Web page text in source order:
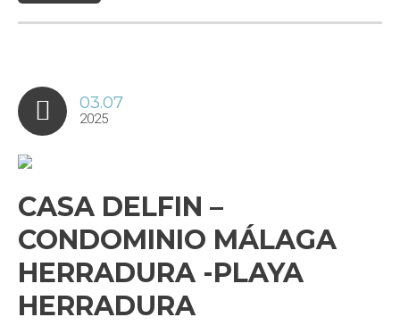
03.07
2025
CASA DELFIN –
CONDOMINIO MÁLAGA
HERRADURA -PLAYA
HERRADURA